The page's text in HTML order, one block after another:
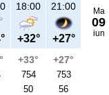
18:00
+32°
+33°
754
50
21:00
+27°
+27°
753
56
Ma
09
iun